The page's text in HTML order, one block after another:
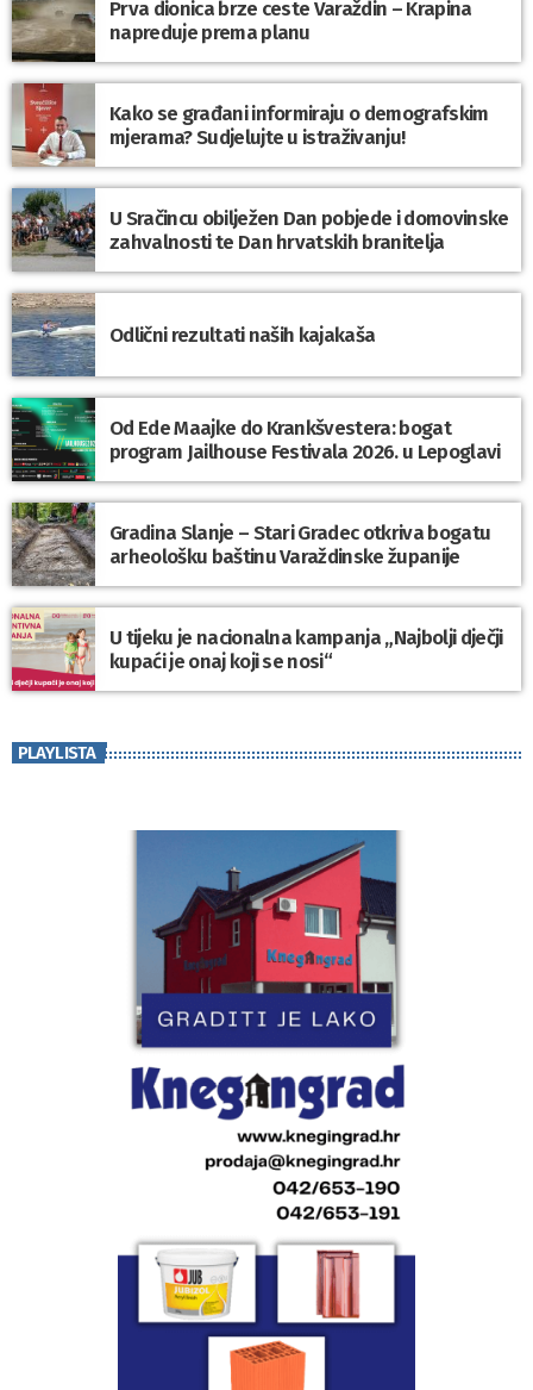
Prva dionica brze ceste Varaždin – Krapina
napreduje prema planu
Kako se građani informiraju o demografskim
mjerama? Sudjelujte u istraživanju!
U Sračincu obilježen Dan pobjede i domovinske
zahvalnosti te Dan hrvatskih branitelja
Odlični rezultati naših kajakaša
Od Ede Maajke do Krankšvestera: bogat
program Jailhouse Festivala 2026. u Lepoglavi
Gradina Slanje – Stari Gradec otkriva bogatu
arheološku baštinu Varaždinske županije
U tijeku je nacionalna kampanja „Najbolji dječji
kupaći je onaj koji se nosi“
PLAYLISTA